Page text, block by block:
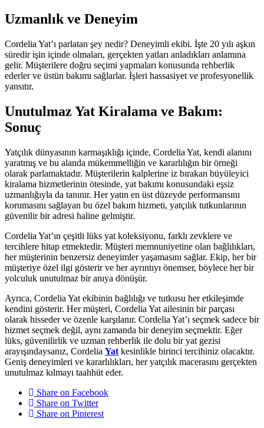
Uzmanlık ve Deneyim
Cordelia Yat’ı parlatan şey nedir? Deneyimli ekibi. İşte 20 yılı aşkın
süredir işin içinde olmaları, gerçekten yatları anladıkları anlamına
gelir. Müşterilere doğru seçimi yapmaları konusunda rehberlik
ederler ve üstün bakımı sağlarlar. İşleri hassasiyet ve profesyonellik
yansıtır.
Unutulmaz Yat Kiralama ve Bakım:
Sonuç
Yatçılık dünyasının karmaşıklığı içinde, Cordelia Yat, kendi alanını
yaratmış ve bu alanda mükemmelliğin ve kararlılığın bir örneği
olarak parlamaktadır. Müşterilerin kalplerine iz bırakan büyüleyici
kiralama hizmetlerinin ötesinde, yat bakımı konusundaki eşsiz
uzmanlığıyla da tanınır. Her yatın en üst düzeyde performansını
korumasını sağlayan bu özel bakım hizmeti, yatçılık tutkunlarının
güvenilir bir adresi haline gelmiştir.
Cordelia Yat’ın çeşitli lüks yat koleksiyonu, farklı zevklere ve
tercihlere hitap etmektedir. Müşteri memnuniyetine olan bağlılıkları,
her müşterinin benzersiz deneyimler yaşamasını sağlar. Ekip, her bir
müşteriye özel ilgi gösterir ve her ayrıntıyı önemser, böylece her bir
yolculuk unutulmaz bir anıya dönüşür.
Ayrıca, Cordelia Yat ekibinin bağlılığı ve tutkusu her etkileşimde
kendini gösterir. Her müşteri, Cordelia Yat ailesinin bir parçası
olarak hisseder ve özenle karşılanır. Cordelia Yat’ı seçmek sadece bir
hizmet seçmek değil, aynı zamanda bir deneyim seçmektir. Eğer
lüks, güvenilirlik ve uzman rehberlik ile dolu bir yat gezisi
arayışındaysanız, Cordelia Yat kesinlikle birinci tercihiniz olacaktır.
Geniş deneyimleri ve kararlılıkları, her yatçılık macerasını gerçekten
unutulmaz kılmayı taahhüt eder.
Share on Facebook
Share on Twitter
Share on Pinterest